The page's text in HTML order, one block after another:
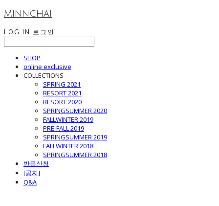
MINNCHAI
LOG IN 로그인
SHOP
online exclusive
COLLECTIONS
SPRING 2021
RESORT 2021
RESORT 2020
SPRINGSUMMER 2020
FALLWINTER 2019
PRE-FALL 2019
SPRINGSUMMER 2019
FALLWINTER 2018
SPRINGSUMMER 2018
반품신청
[공지]
Q&A